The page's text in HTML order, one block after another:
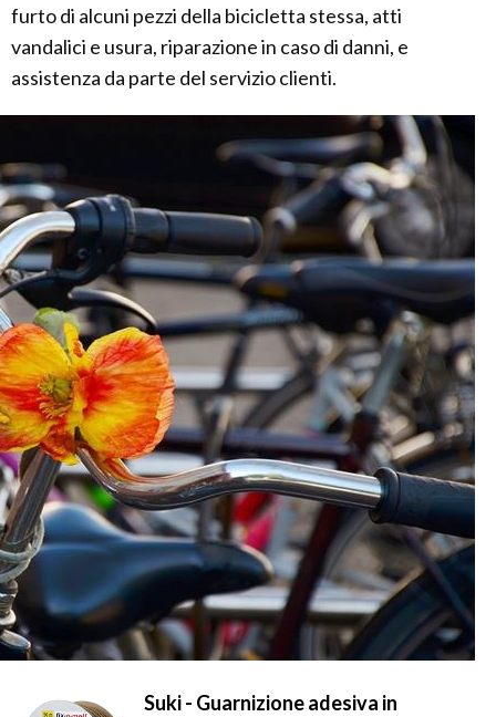
furto di alcuni pezzi della bicicletta stessa, atti
vandalici e usura, riparazione in caso di danni, e
assistenza da parte del servizio clienti.
Suki - Guarnizione adesiva in